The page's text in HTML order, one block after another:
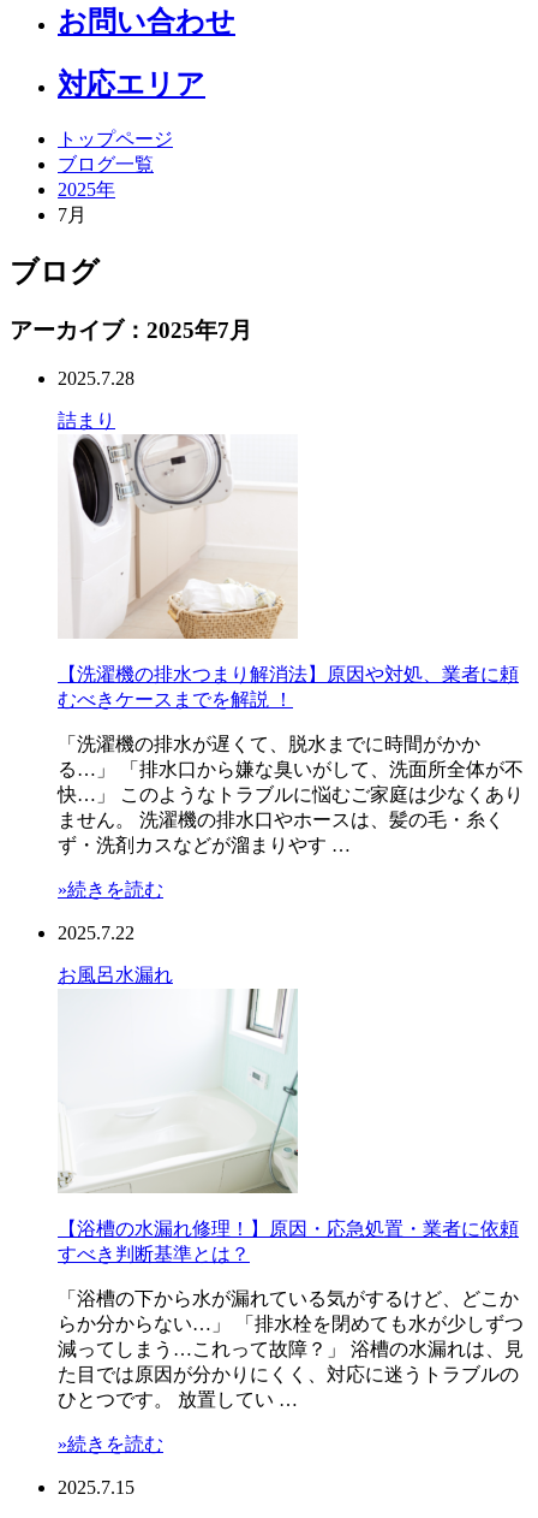
お問い合わせ
対応エリア
トップページ
ブログ一覧
2025年
7月
ブログ
アーカイブ：2025年7月
2025.7.28
詰まり
【洗濯機の排水つまり解消法】原因や対処、業者に頼
むべきケースまでを解説 ！
「洗濯機の排水が遅くて、脱水までに時間がかか
る…」 「排水口から嫌な臭いがして、洗面所全体が不
快…」 このようなトラブルに悩むご家庭は少なくあり
ません。 洗濯機の排水口やホースは、髪の毛・糸く
ず・洗剤カスなどが溜まりやす …
»続きを読む
2025.7.22
お風呂水漏れ
【浴槽の水漏れ修理！】原因・応急処置・業者に依頼
すべき判断基準とは？
「浴槽の下から水が漏れている気がするけど、どこか
らか分からない…」 「排水栓を閉めても水が少しずつ
減ってしまう…これって故障？」 浴槽の水漏れは、見
た目では原因が分かりにくく、対応に迷うトラブルの
ひとつです。 放置してい …
»続きを読む
2025.7.15